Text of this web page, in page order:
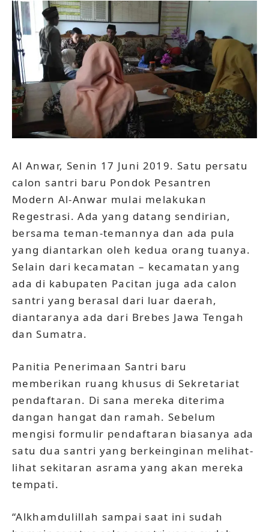
Al Anwar, Senin 17 Juni 2019. Satu persatu
calon santri baru Pondok Pesantren
Modern Al-Anwar mulai melakukan
Regestrasi. Ada yang datang sendirian,
bersama teman-temannya dan ada pula
yang diantarkan oleh kedua orang tuanya.
Selain dari kecamatan – kecamatan yang
ada di kabupaten Pacitan juga ada calon
santri yang berasal dari luar daerah,
diantaranya ada dari Brebes Jawa Tengah
dan Sumatra.
Panitia Penerimaan Santri baru
memberikan ruang khusus di Sekretariat
pendaftaran. Di sana mereka diterima
dangan hangat dan ramah. Sebelum
mengisi formulir pendaftaran biasanya ada
satu dua santri yang berkeinginan melihat-
lihat sekitaran asrama yang akan mereka
tempati.
“Alkhamdulillah sampai saat ini sudah